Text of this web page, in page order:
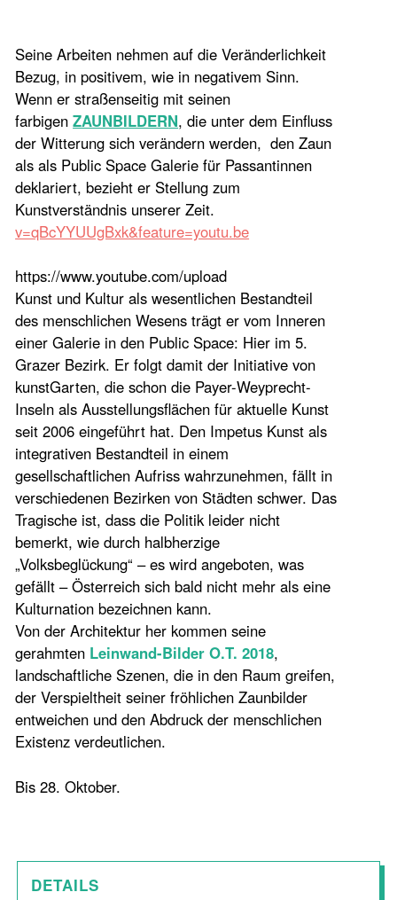
Seine Arbeiten nehmen auf die Veränderlichkeit
Bezug, in positivem, wie in negativem Sinn.
Wenn er straßenseitig mit seinen
farbigenZAUNBILDERN, die unter dem Einfluss
der Witterung sich verändern werden, den Zaun
als als Public Space Galerie für Passantinnen
deklariert, bezieht er Stellung zum
Kunstverständnis unserer Zeit.
v=qBcYYUUgBxk&feature=youtu.be
https://www.youtube.com/upload
Kunst und Kultur als wesentlichen Bestandteil
des menschlichen Wesens trägt er vom Inneren
einer Galerie in den Public Space: Hier im 5.
Grazer Bezirk. Er folgt damit der Initiative von
kunstGarten, die schon die Payer-Weyprecht-
Inseln als Ausstellungsflächen für aktuelle Kunst
seit 2006 eingeführt hat. Den Impetus Kunst als
integrativen Bestandteil in einem
gesellschaftlichen Aufriss wahrzunehmen, fällt in
verschiedenen Bezirken von Städten schwer. Das
Tragische ist, dass die Politik leider nicht
bemerkt, wie durch halbherzige
„Volksbeglückung“ – es wird angeboten, was
gefällt – Österreich sich bald nicht mehr als eine
Kulturnation bezeichnen kann.
Von der Architektur her kommen seine
gerahmten Leinwand-Bilder O.T. 2018,
landschaftliche Szenen, die in den Raum greifen,
der Verspieltheit seiner fröhlichen Zaunbilder
entweichen und den Abdruck der menschlichen
Existenz verdeutlichen.
Bis 28. Oktober.
DETAILS